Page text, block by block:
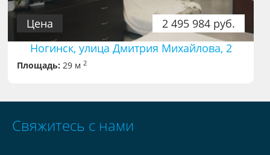
2 495 984 руб.
Цена
Ногинск, улица Дмитрия Михайлова, 2
Площадь: 29 м2
Свяжитесь с нами